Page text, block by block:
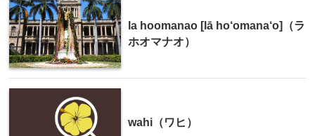
la hoomanao [lā ho‘omana‘o]（ラ
ホオマナオ）
wahi（ワヒ）